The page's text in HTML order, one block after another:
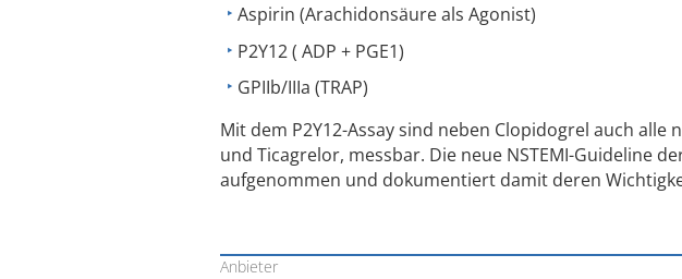
Aspirin (Arachidonsäure als Agonist)
P2Y12 ( ADP + PGE1)
GPIIb/IIIa (TRAP)
Mit dem P2Y12-Assay sind neben Clopidogrel auch
und Ticagrelor, messbar. Die neue NSTEMI-Guideline
aufgenommen und dokumentiert damit deren
Anbieter